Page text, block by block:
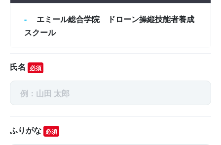
エミール総合学院 ドローン操縦技能者養成
スクール
氏名 必須
ふりがな 必須